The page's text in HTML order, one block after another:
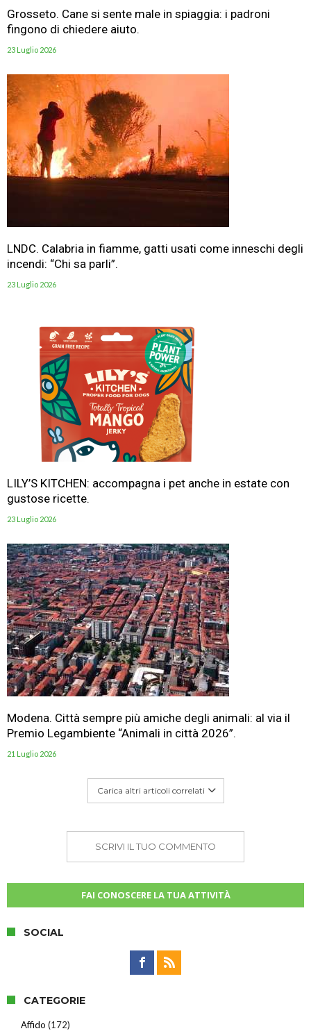
Grosseto. Cane si sente male in spiaggia: i padroni
fingono di chiedere aiuto.
23 Luglio 2026
LNDC. Calabria in fiamme, gatti usati come inneschi degli
incendi: “Chi sa parli”.
23 Luglio 2026
LILY’S KITCHEN: accompagna i pet anche in estate con
gustose ricette.
23 Luglio 2026
Modena. Città sempre più amiche degli animali: al via il
Premio Legambiente “Animali in città 2026”.
21 Luglio 2026
Carica altri articoli correlati
SCRIVI IL TUO COMMENTO
FAI CONOSCERE LA TUA ATTIVITÀ
SOCIAL
CATEGORIE
Affido (172)